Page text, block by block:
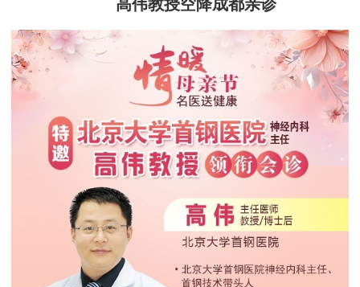
高伟教授空降成都亲诊